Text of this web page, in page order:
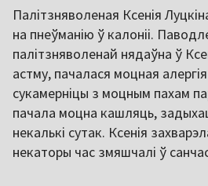
Палітзняволеная Ксенія
на пнеўманію ў калоніі.
палітзняволенай нядаўна ў
астму, пачалася моцная
сукамерніцы з моцным пахам
пачала моцна кашляць,
некалькі сутак. Ксенія
некаторы час змяшчалі ў